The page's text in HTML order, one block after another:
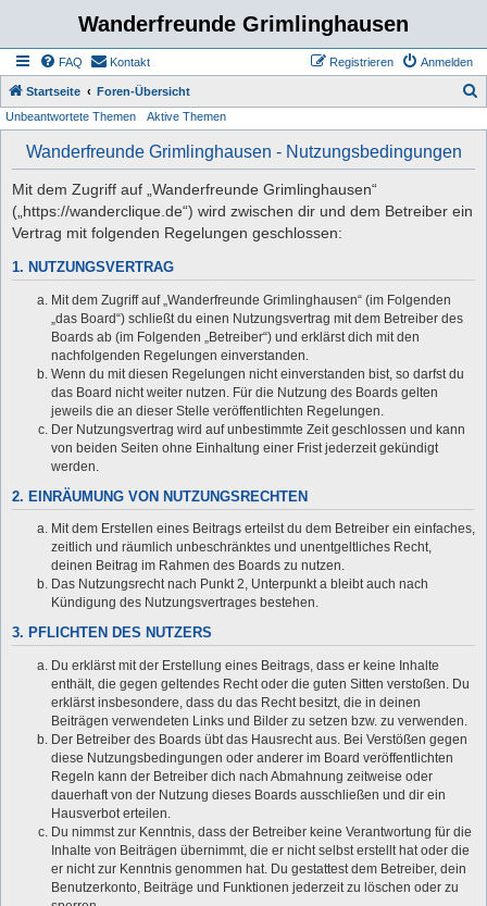
Wanderfreunde Grimlinghausen
FAQ Kontakt Anmelden
Registrieren
Startseite Foren-Übersicht
Unbeantwortete Themen Aktive Themen
Wanderfreunde Grimlinghausen - Nutzungsbedingungen
Mit dem Zugriff auf „Wanderfreunde Grimlinghausen“
(„https://wanderclique.de“) wird zwischen dir und dem Betreiber ein
Vertrag mit folgenden Regelungen geschlossen:
1. NUTZUNGSVERTRAG
Mit dem Zugriff auf „Wanderfreunde Grimlinghausen“ (im Folgenden
„das Board“) schließt du einen Nutzungsvertrag mit dem Betreiber des
Boards ab (im Folgenden „Betreiber“) und erklärst dich mit den
nachfolgenden Regelungen einverstanden.
Wenn du mit diesen Regelungen nicht einverstanden bist, so darfst du
das Board nicht weiter nutzen. Für die Nutzung des Boards gelten
jeweils die an dieser Stelle veröffentlichten Regelungen.
Der Nutzungsvertrag wird auf unbestimmte Zeit geschlossen und kann
von beiden Seiten ohne Einhaltung einer Frist jederzeit gekündigt
werden.
2. EINRÄUMUNG VON NUTZUNGSRECHTEN
Mit dem Erstellen eines Beitrags erteilst du dem Betreiber ein einfaches,
zeitlich und räumlich unbeschränktes und unentgeltliches Recht,
deinen Beitrag im Rahmen des Boards zu nutzen.
Das Nutzungsrecht nach Punkt 2, Unterpunkt a bleibt auch nach
Kündigung des Nutzungsvertrages bestehen.
3. PFLICHTEN DES NUTZERS
Du erklärst mit der Erstellung eines Beitrags, dass er keine Inhalte
enthält, die gegen geltendes Recht oder die guten Sitten verstoßen. Du
erklärst insbesondere, dass du das Recht besitzt, die in deinen
Beiträgen verwendeten Links und Bilder zu setzen bzw. zu verwenden.
Der Betreiber des Boards übt das Hausrecht aus. Bei Verstößen gegen
diese Nutzungsbedingungen oder anderer im Board veröffentlichten
Regeln kann der Betreiber dich nach Abmahnung zeitweise oder
dauerhaft von der Nutzung dieses Boards ausschließen und dir ein
Hausverbot erteilen.
Du nimmst zur Kenntnis, dass der Betreiber keine Verantwortung für die
Inhalte von Beiträgen übernimmt, die er nicht selbst erstellt hat oder die
er nicht zur Kenntnis genommen hat. Du gestattest dem Betreiber, dein
Benutzerkonto, Beiträge und Funktionen jederzeit zu löschen oder zu